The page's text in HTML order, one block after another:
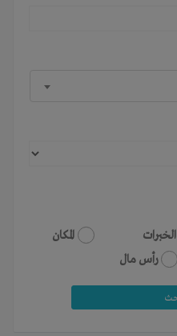
الخبرات
المكان
رأس مال